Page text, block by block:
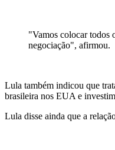
"Vamos colocar todos
negociação", afirmou.
Lula também indicou que
brasileira nos EUA e
Lula disse ainda que a